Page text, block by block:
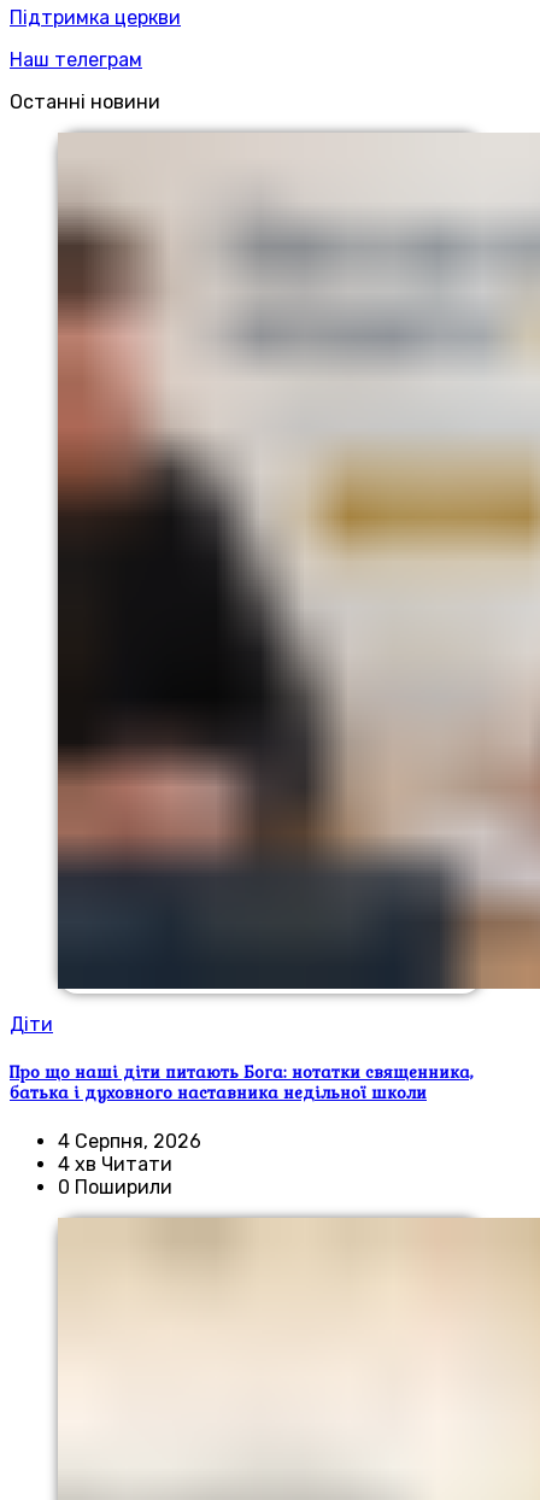
Підтримка церкви
Наш телеграм
Останні новини
Діти
Про що наші діти питають Бога: нотатки священника,
батька і духовного наставника недільної школи
4 Серпня, 2026
4 хв Читати
0 Поширили